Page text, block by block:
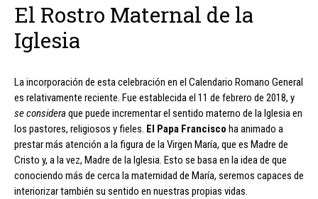
El Rostro Maternal de la
Iglesia
La incorporación de esta celebración en el Calendario Romano General
es relativamente reciente. Fue establecida el 11 de febrero de 2018, y
se consideraque puede incrementar el sentido materno de la Iglesia en
los pastores, religiosos y fieles. El Papa Francisco ha animado a
prestar más atención a la figura de la Virgen María, que es Madre de
Cristo y, a la vez, Madre de la Iglesia. Esto se basa en la idea de que
conociendo más de cerca la maternidad de María, seremos capaces de
interiorizar también su sentido en nuestras propias vidas.